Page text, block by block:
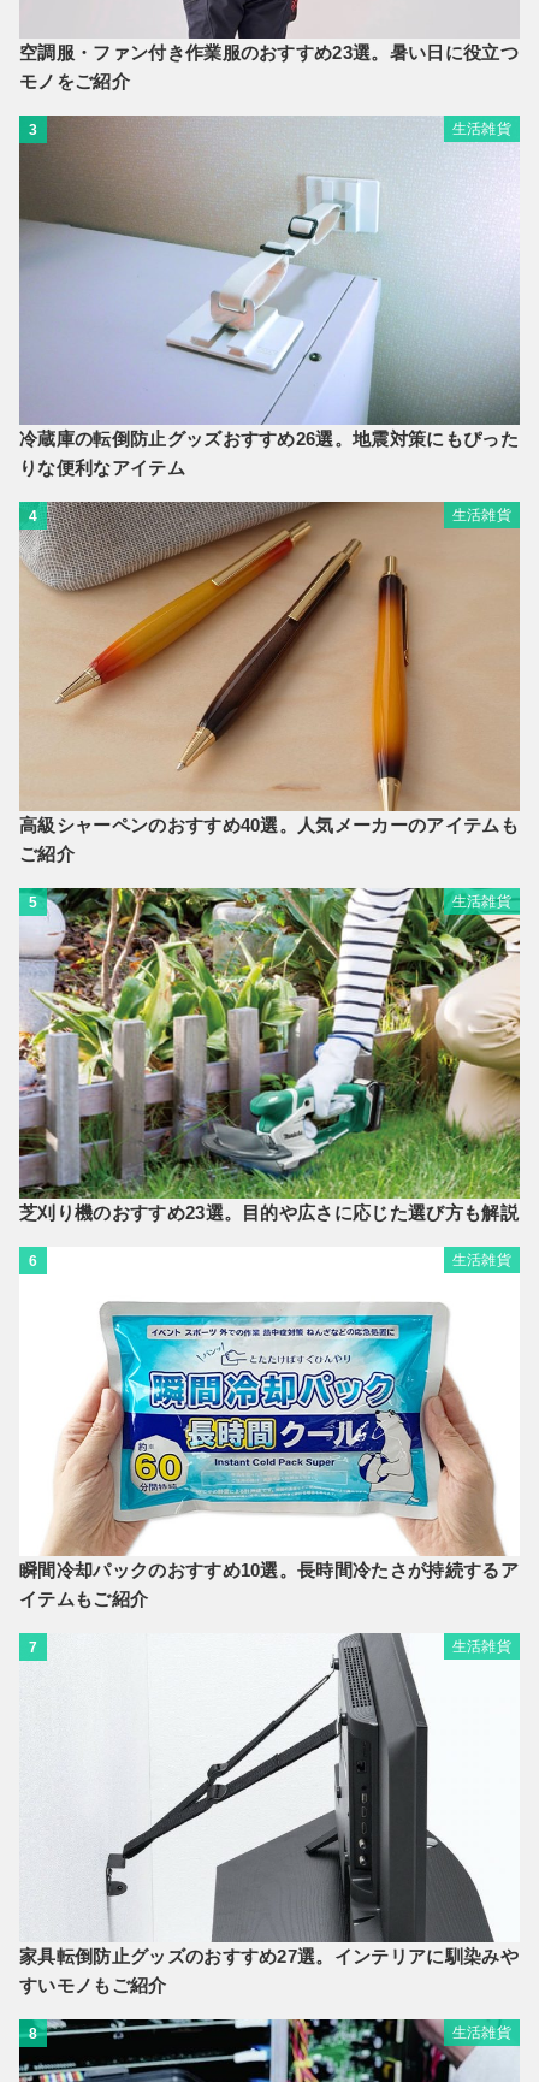
空調服・ファン付き作業服のおすすめ23選。暑い日に役立つ
モノをご紹介
3 生活雑貨
冷蔵庫の転倒防止グッズおすすめ26選。地震対策にもぴった
りな便利なアイテム
4 生活雑貨
高級シャーペンのおすすめ40選。人気メーカーのアイテムも
ご紹介
5 生活雑貨
芝刈り機のおすすめ23選。目的や広さに応じた選び方も解説
6 生活雑貨
瞬間冷却パックのおすすめ10選。長時間冷たさが持続するア
イテムもご紹介
7 生活雑貨
家具転倒防止グッズのおすすめ27選。インテリアに馴染みや
すいモノもご紹介
8 生活雑貨